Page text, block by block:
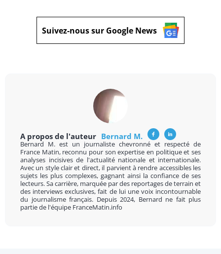
Suivez-nous sur Google News
A propos de l'auteur Bernard M.
Bernard M. est un journaliste chevronné et respecté de
France Matin, reconnu pour son expertise en politique et ses
analyses incisives de l'actualité nationale et internationale.
Avec un style clair et direct, il parvient à rendre accessibles les
sujets les plus complexes, gagnant ainsi la confiance de ses
lecteurs. Sa carrière, marquée par des reportages de terrain et
des interviews exclusives, fait de lui une voix incontournable
du journalisme français. Depuis 2024, Bernard ne fait plus
partie de l'équipe FranceMatin.info